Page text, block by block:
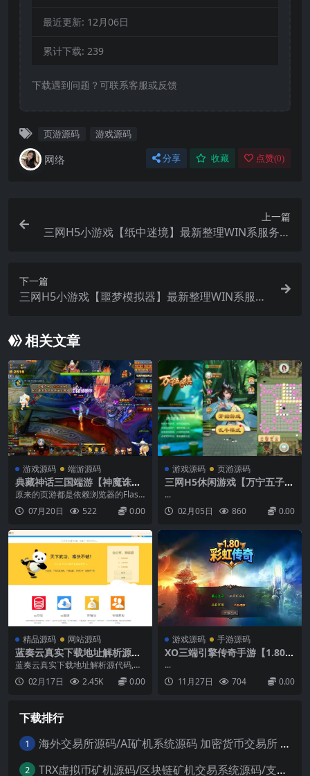
最近更新: 12月06日
累计下载: 239
下载遇到问题？可联系客服或反馈
页游源码 游戏源码
网络 分享 收藏 点赞(0)
上一篇
三网H5小游戏【纸中迷境】最新整理WIN系服务端
下一篇
三网H5小游戏【噩梦模拟器】最新整理WIN系服务
相关文章
游戏源码 端游源码
典藏神话三国端游【神魔诛天
本地端】最新整理Win系服务
端+PC客户端+货币修改教程
+详细搭建教程
原来的页游都是依赖浏览器的Flash
插件，各种浏览器兼容问题，导致
很多都会黑屏，这是整理的本地客
件缺点：只能使用客户端访问，网
站里面的资源都删除了。...
07月20日 522 0.00
游戏源码 页游源码
三网H5休闲游戏【万宁五子棋
H5】2月最新整理Linux手工
服务端+Win一键服务端+解压
即玩+详细搭建教程
...
02月05日
860 0.00
精品源码 网站源码
蓝奏云真实下载地址解析源代
码
蓝奏云真实下载地址解析源代码,两
个月前需要解析直连下载，于是自
己分析http协议用php解析蓝奏云的
保存在蓝奏云上的文件统一下载到
本地处理，于是就需要解析直
连，...
02月17日 2.45K 0.00
游戏源码 手游源码
XO三端引擎传奇手游【1.80彩
虹合击】最新整理Win系服务
端+PC安卓苹果三端+加密工具
+详细搭建教程
...
11月27日
704 0.00
下载排行
1 海外交易所源码/AI矿机系统源码 加密货币交易所 智能交易所源码
2 TRX虚拟币矿机源码/区块链矿机交易系统源码/支持 4国语言+usdt充值+搭建视频教程